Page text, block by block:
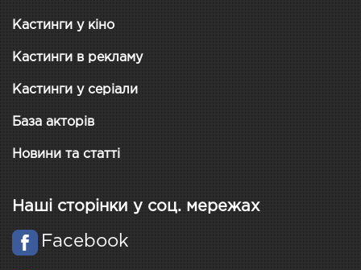
Кастинги у кіно
Кастинги в рекламу
Кастинги у серіали
База акторів
Новини та статті
Наші сторінки у соц. мережах
Facebook